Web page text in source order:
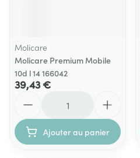
Molicare
Molicare Premium Mobile
10d l 14 166042
39,43 €
Ajouter au panier